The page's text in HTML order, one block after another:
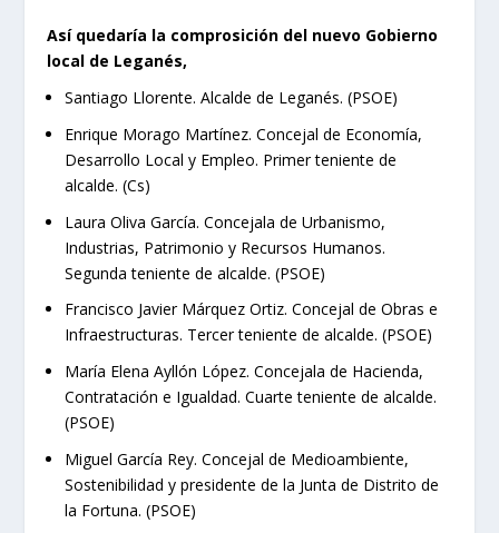
Así quedaría la comprosición del nuevo Gobierno
local de Leganés,
Santiago Llorente. Alcalde de Leganés. (PSOE)
Enrique Morago Martínez. Concejal de Economía,
Desarrollo Local y Empleo. Primer teniente de
alcalde. (Cs)
Laura Oliva García. Concejala de Urbanismo,
Industrias, Patrimonio y Recursos Humanos.
Segunda teniente de alcalde. (PSOE)
Francisco Javier Márquez Ortiz. Concejal de Obras e
Infraestructuras. Tercer teniente de alcalde. (PSOE)
María Elena Ayllón López. Concejala de Hacienda,
Contratación e Igualdad. Cuarte teniente de alcalde.
(PSOE)
Miguel García Rey. Concejal de Medioambiente,
Sostenibilidad y presidente de la Junta de Distrito de
la Fortuna. (PSOE)